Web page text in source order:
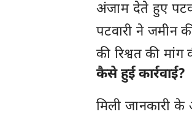
अंजाम देते हुए
पटवारी ने जमीन
की रिश्वत की मांग
कैसे हुई कार्रवाई?
मिली जानकारी के